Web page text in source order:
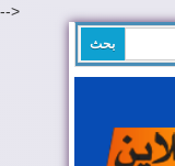
-->